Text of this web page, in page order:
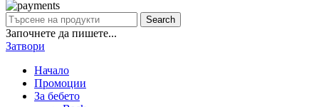
Search
Започнете да пишете...
Затвори
Начало
Промоции
За бебето